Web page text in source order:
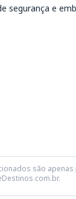
segurança e
são